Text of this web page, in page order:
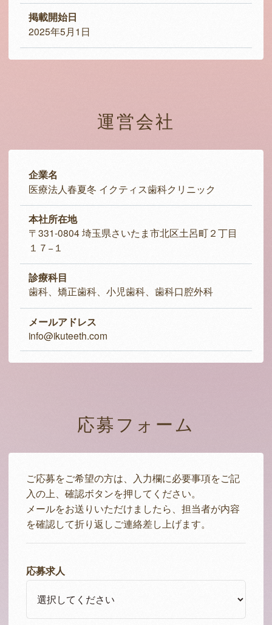
掲載開始日
2025年5月1日
運営会社
企業名
医療法人春夏冬 イクティス歯科クリニック
本社所在地
〒331-0804 埼玉県さいたま市北区土呂町２丁目
１７−１
診療科目
歯科、矯正歯科、小児歯科、歯科口腔外科
メールアドレス
info@ikuteeth.com
応募フォーム
ご応募をご希望の方は、入力欄に必要事項をご記
入の上、確認ボタンを押してください。
メールをお送りいただけましたら、担当者が内容
を確認して折り返しご連絡差し上げます。
応募求人